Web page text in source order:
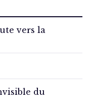
vers la
du